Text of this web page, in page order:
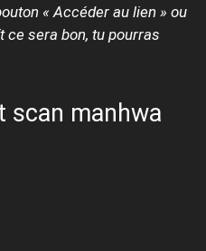
« Accéder au lien » ou
ce sera bon, tu pourras
scan manhwa